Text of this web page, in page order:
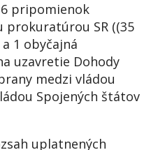
pripomienok
prokuratúrou SR ((35
1 obyčajná
uzavretie Dohody
medzi vládou
Spojených štátov
uplatnených